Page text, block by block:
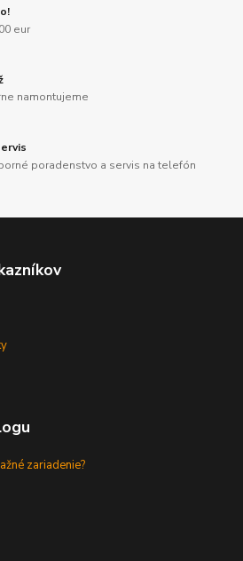
eur
namontujeme
poradenstvo a servis na telefón
zariadenie?